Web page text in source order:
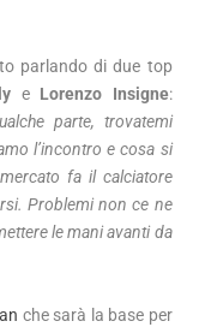
parlando di due top
e Lorenzo Insigne:
parte, trovatemi
l’incontro e cosa si
fa il calciatore
Problemi non ce ne
le mani avanti da
che sarà la base per